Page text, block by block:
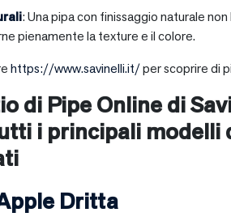
: Una pipa con finissaggio naturale
pienamente la texture e il colore.
https://www.savinelli.it/per scoprire di
di Pipe Online di
i principali modelli
Dritta